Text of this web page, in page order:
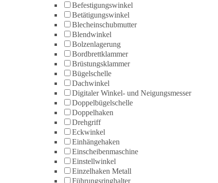
Befestigungswinkel
Betätigungswinkel
Blecheinschubmutter
Blendwinkel
Bolzenlagerung
Bordbrettklammer
Brüstungsklammer
Bügelschelle
Dachwinkel
Digitaler Winkel- und Neigungsmesser
Doppelbügelschelle
Doppelhaken
Drehgriff
Eckwinkel
Einhängehaken
Einscheibenmaschine
Einstellwinkel
Einzelhaken Metall
Führungsringhalter